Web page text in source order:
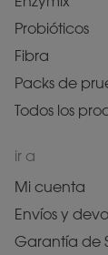
Probióticos
Fibra
Packs de
Todos los
ir a
Mi cuenta
Envíos y
Garantía de